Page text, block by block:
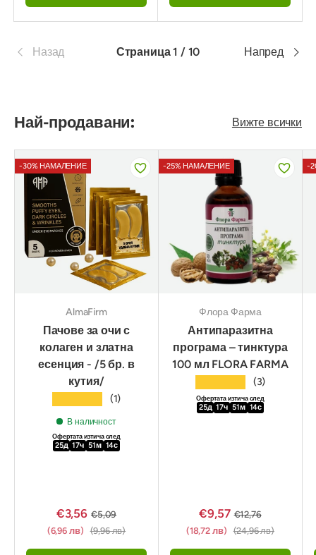
Назад Страница 1 / 10 Напред
Най-продавани: Вижте всички
-30% НАМАЛЕНИЕ
AlmaFirm
Пачове за очи с
колаген и златна
есенция - /5 бр. в
кутия/
(1)
В наличност
Офертата изтича след
25д 17ч 51м 12с
€3,56 €5,09
(6,96 лв) (9,96 лв)
-25% НАМАЛЕНИЕ
Флора Фарма
Антипаразитна
програма – тинктура
100 мл FLORA FARMA
(3)
Офертата изтича след
25д 17ч 51м 12с
€9,57 €12,76
(18,72 лв) (24,96 лв)
-